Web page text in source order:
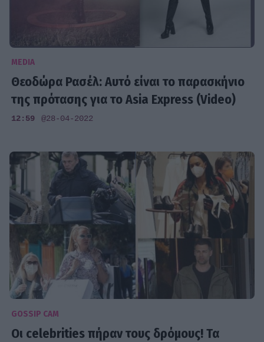
MEDIA
Θεοδώρα Ρασέλ: Αυτό είναι το παρασκήνιο
της πρότασης για το Asia Express (Video)
12:59 @28-04-2022
GOSSIP CAM
Οι celebrities πήραν τους δρόμους! Τα